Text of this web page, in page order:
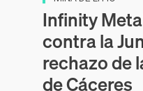
Infinity
contra la
rechazo de
de Cáceres